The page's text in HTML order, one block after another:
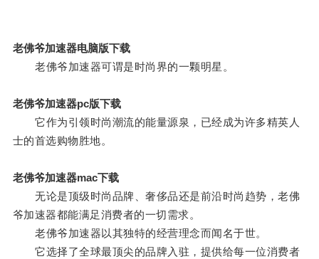
老佛爷加速器电脑版下载
老佛爷加速器可谓是时尚界的一颗明星。
老佛爷加速器pc版下载
它作为引领时尚潮流的能量源泉，已经成为许多精英人
士的首选购物胜地。
老佛爷加速器mac下载
无论是顶级时尚品牌、奢侈品还是前沿时尚趋势，老佛
爷加速器都能满足消费者的一切需求。
老佛爷加速器以其独特的经营理念而闻名于世。
它选择了全球最顶尖的品牌入驻，提供给每一位消费者